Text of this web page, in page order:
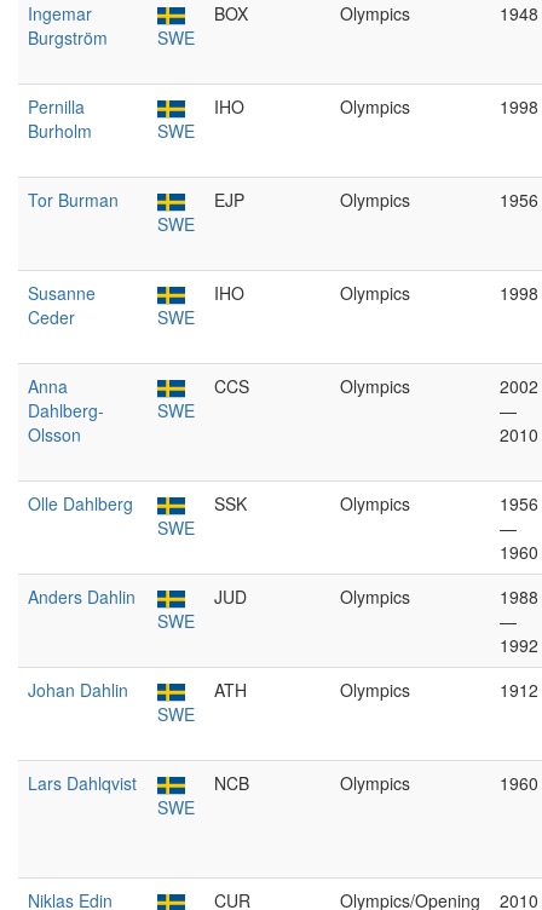
Ingemar
Burgström
SWE
BOX Olympics 1948
Pernilla
Burholm
SWE
IHO Olympics 1998
Tor Burman
SWE
EJP Olympics 1956
Susanne
Ceder
SWE
IHO Olympics 1998
Anna
Dahlberg-
Olsson
SWE
CCS Olympics
2002
—
2010
Olle Dahlberg
SWE
SSK Olympics
1956
—
1960
Anders Dahlin
SWE
JUD Olympics
1988
—
1992
Johan Dahlin
SWE
ATH Olympics 1912
Lars Dahlqvist
SWE
NCB Olympics 1960
Niklas Edin
CUR
Olympics/Opening
2010